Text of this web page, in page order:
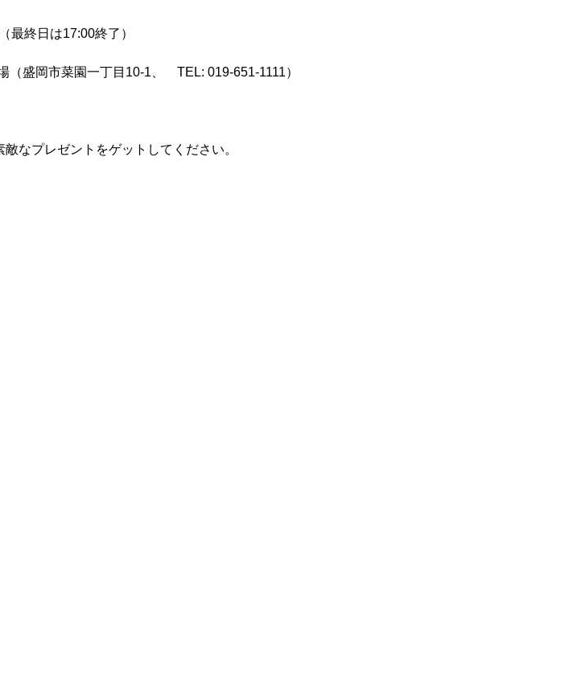
終日は17:00終了）
盛岡市菜園一丁目10-1、 TEL: 019-651-1111）
なプレゼントをゲットしてください。